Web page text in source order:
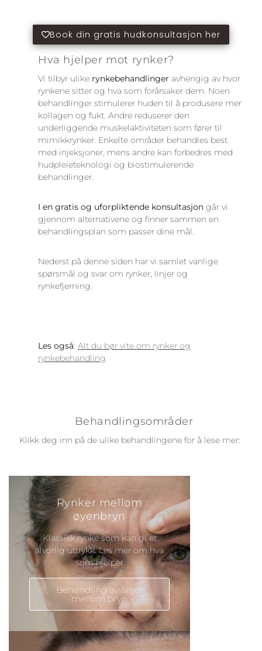
Book din gratis hudkonsultasjon her
Hva hjelper mot rynker?
Vi tilbyr ulike rynkebehandlinger avhengig av hvor
rynkene sitter og hva som forårsaker dem. Noen
behandlinger stimulerer huden til å produsere mer
kollagen og fukt. Andre reduserer den
underliggende muskelaktiviteten som fører til
mimikkrynker. Enkelte områder behandles best
med injeksjoner, mens andre kan forbedres med
hudpleieteknologi og biostimulerende
behandlinger.
I en gratis og uforpliktende konsultasjon går vi
gjennom alternativene og finner sammen en
behandlingsplan som passer dine mål.
Nederst på denne siden har vi samlet vanlige
spørsmål og svar om rynker, linjer og
rynkefjerning.
Les også: Alt du bør vite om rynker og
rynkebehandling
Behandlingsområder
Klikk deg inn på de ulike behandlingene for å lese mer:
Rynker mellom
øyenbryn
Klassisk rynke som kan gi et
alvorlig uttrykk. Les mer om hva
som hjelper
Behandling av linjer
mellom bryn